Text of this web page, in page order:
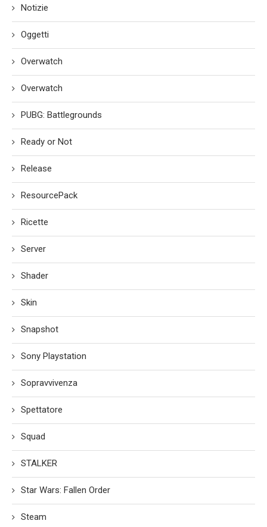
Notizie
Oggetti
Overwatch
Overwatch
PUBG: Battlegrounds
Ready or Not
Release
ResourcePack
Ricette
Server
Shader
Skin
Snapshot
Sony Playstation
Sopravvivenza
Spettatore
Squad
STALKER
Star Wars: Fallen Order
Steam